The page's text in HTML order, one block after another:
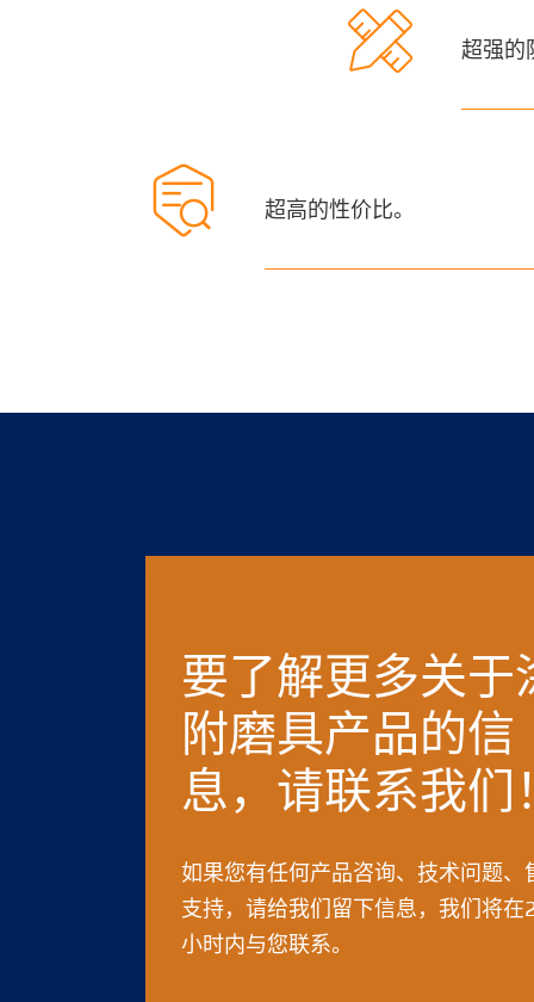
 超强的
 超高的性价比。
要了解更多关于
附磨具产品的信
息，请联系我们
如果您有任何产品咨询、技术问题、
支持，请给我们留下信息，我们将在
小时内与您联系。